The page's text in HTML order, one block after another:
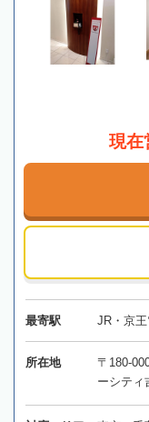
現在
最寄駅 JR・京
所在地
〒180-
ーシティ